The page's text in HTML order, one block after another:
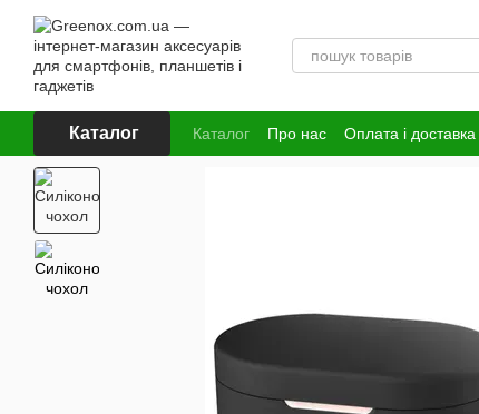
Перейти до основного контенту
Каталог Каталог Про нас Оплата і доставка